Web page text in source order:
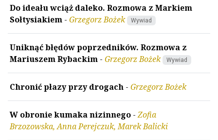
Do ideału wciąż daleko. Rozmowa z Markiem
Sołtysiakiem - Grzegorz Bożek Wywiad
Uniknąć błędów poprzedników. Rozmowa z
Mariuszem Rybackim - Grzegorz Bożek Wywiad
Chronić płazy przy drogach - Grzegorz Bożek
W obronie kumaka nizinnego -Zofia
Brzozowska, Anna Perejczuk, Marek Balicki